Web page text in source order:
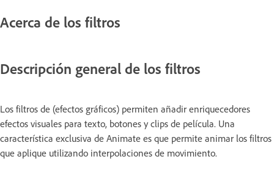
Acerca de los filtros
Descripción general de los filtros
Los filtros de (efectos gráficos) permiten añadir enriquecedores
efectos visuales para texto, botones y clips de película. Una
característica exclusiva de Animate es que permite animar los filtros
que aplique utilizando interpolaciones de movimiento.